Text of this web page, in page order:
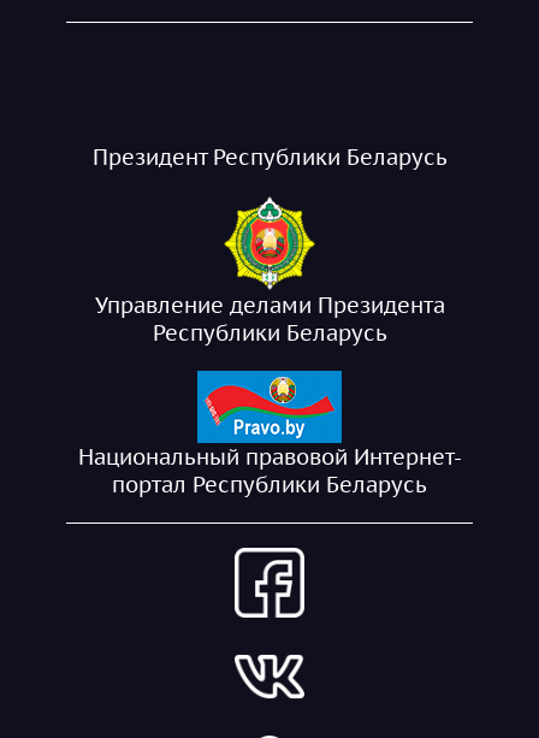
Президент Республики Беларусь
Управление делами Президента
Республики Беларусь
Национальный правовой Интернет-
портал Республики Беларусь